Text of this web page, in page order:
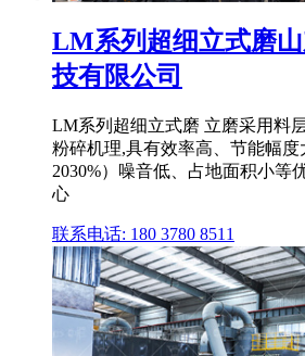
LM系列超细立式磨
技有限公司
LM系列超细立式磨 立磨采用料
粉碎机理,具有效率高、节能幅
2030%）噪音低、占地面积小等
心
联系电话: 180 3780 8511